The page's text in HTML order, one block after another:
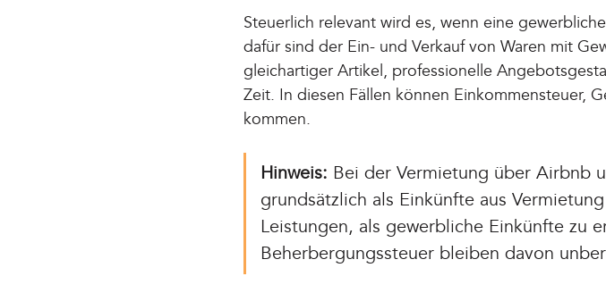
Steuerlich relevant wird es, wenn eine
dafür sind der Ein- und Verkauf von Waren mit
gleichartiger Artikel, professionelle
Zeit. In diesen Fällen können Einkommensteuer,
kommen.
Hinweis: Bei der Vermietung über Airbnb
grundsätzlich als Einkünfte aus
Leistungen, als gewerbliche Einkünfte zu
Beherbergungssteuer bleiben davon